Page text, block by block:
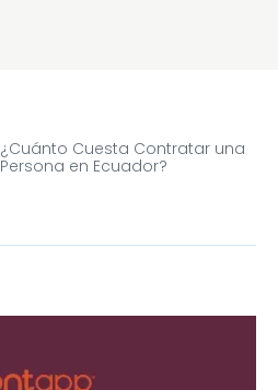
¿Cuánto Cuesta Contratar una
Persona en Ecuador?